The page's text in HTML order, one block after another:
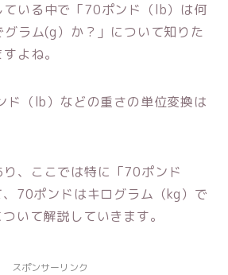
ている中で「70ポンド（lb）は何
ラム(g）か？」について知りた
よね。
ド（lb）などの重さの単位変換は
、ここでは特に「70ポンド
、70ポンドはキログラム（kg）で
いて解説していきます。
スポンサーリンク